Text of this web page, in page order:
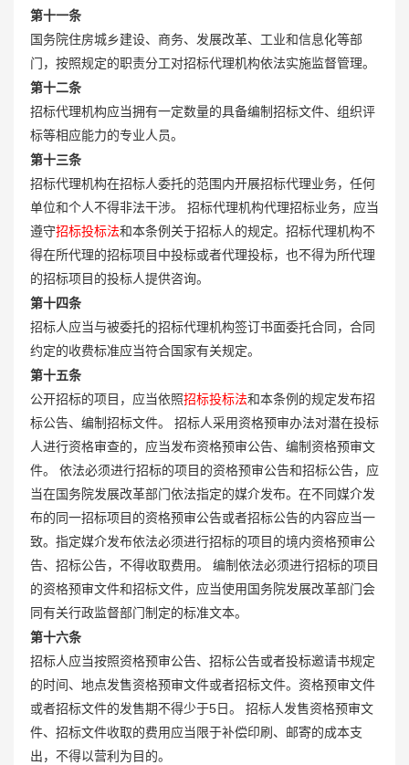
第十一条
国务院住房城乡建设、商务、发展改革、工业和信息化等部
门，按照规定的职责分工对招标代理机构依法实施监督管理。
第十二条
招标代理机构应当拥有一定数量的具备编制招标文件、组织评
标等相应能力的专业人员。
第十三条
招标代理机构在招标人委托的范围内开展招标代理业务，任何
单位和个人不得非法干涉。 招标代理机构代理招标业务，应当
遵守招标投标法和本条例关于招标人的规定。招标代理机构不
得在所代理的招标项目中投标或者代理投标，也不得为所代理
的招标项目的投标人提供咨询。
第十四条
招标人应当与被委托的招标代理机构签订书面委托合同，合同
约定的收费标准应当符合国家有关规定。
第十五条
公开招标的项目，应当依照招标投标法和本条例的规定发布招
标公告、编制招标文件。 招标人采用资格预审办法对潜在投标
人进行资格审查的，应当发布资格预审公告、编制资格预审文
件。 依法必须进行招标的项目的资格预审公告和招标公告，应
当在国务院发展改革部门依法指定的媒介发布。在不同媒介发
布的同一招标项目的资格预审公告或者招标公告的内容应当一
致。指定媒介发布依法必须进行招标的项目的境内资格预审公
告、招标公告，不得收取费用。 编制依法必须进行招标的项目
的资格预审文件和招标文件，应当使用国务院发展改革部门会
同有关行政监督部门制定的标准文本。
第十六条
招标人应当按照资格预审公告、招标公告或者投标邀请书规定
的时间、地点发售资格预审文件或者招标文件。资格预审文件
或者招标文件的发售期不得少于5日。 招标人发售资格预审文
件、招标文件收取的费用应当限于补偿印刷、邮寄的成本支
出，不得以营利为目的。